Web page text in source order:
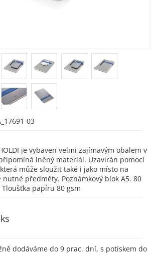
03
je vybaven velmi zajímavým obalem v
lněný materiál. Uzavírán pomocí
může sloužit také i jako místo na
předměty. Poznámkový blok A5. 80
papíru 80 gsm
dodáváme do 9 prac. dní, s potiskem do